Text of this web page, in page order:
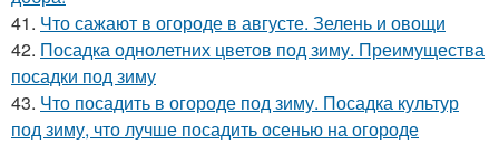
41. Что сажают в огороде в августе. Зелень и овощи
42. Посадка однолетних цветов под зиму. Преимущества
посадки под зиму
43. Что посадить в огороде под зиму. Посадка культур
под зиму, что лучше посадить осенью на огороде